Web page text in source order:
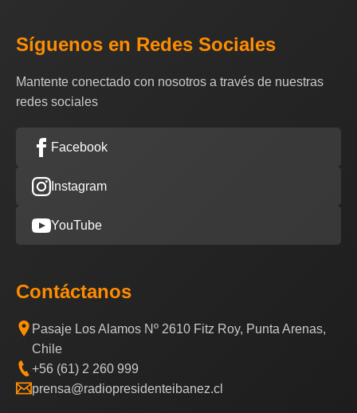
Síguenos en Redes Sociales
Mantente conectado con nosotros a través de nuestras
redes sociales
Facebook
Instagram
YouTube
Contáctanos
Pasaje Los Alamos Nº 2610 Fitz Roy, Punta Arenas,
Chile
+56 (61) 2 260 999
prensa@radiopresidenteibanez.cl